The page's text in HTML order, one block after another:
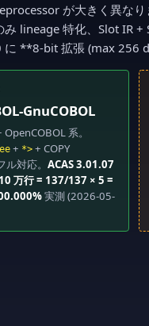
が大きく異な
lineage 特化、Slot IR
**8-bit 拡張 (max 256
GnuCOBOL
系。
+ *>+ COPY
ル対応。 ACAS 3.01.07
万行 = 137/137 × 5 =
実測 (2026-05-